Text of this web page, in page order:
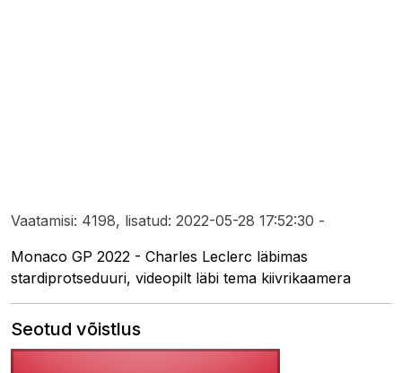
Vaatamisi: 4198, lisatud: 2022-05-28 17:52:30 -
Monaco GP 2022 - Charles Leclerc läbimas
stardiprotseduuri, videopilt läbi tema kiivrikaamera
Seotud võistlus